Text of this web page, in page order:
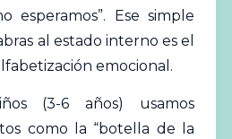
esperamos”. Ese simple
al estado interno es el
emocional.
(3-6 años) usamos
como la “botella de la